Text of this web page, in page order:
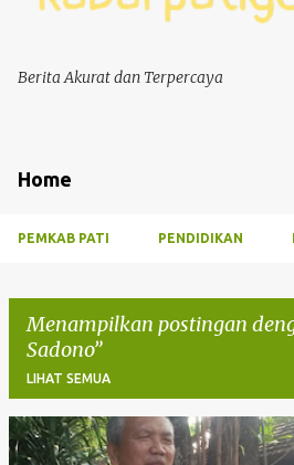
Berita Akurat dan Terpercaya
Home
PEMKAB PATI PENDIDIKAN
Menampilkan postingan
Sadono
LIHAT SEMUA
P